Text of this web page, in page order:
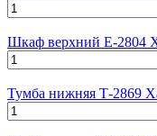
Шкаф верхний Е-2804
Тумба нижняя Т-2869